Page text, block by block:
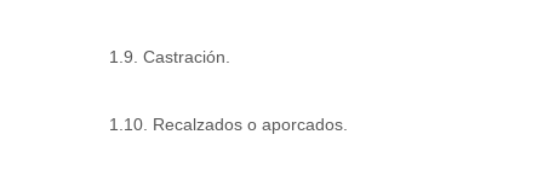
1.9. Castración.
1.10. Recalzados o aporcados.